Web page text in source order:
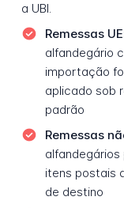
a UBI.
Remessas
alfandegário
importação
aplicado sob
padrão
Remessas
itens postais
de destino